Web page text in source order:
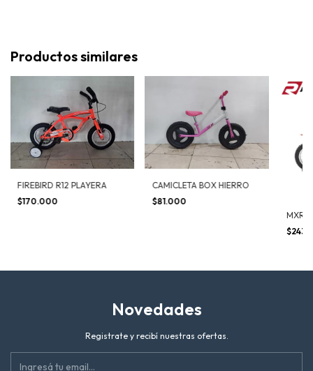
Productos similares
FIREBIRD R12 PLAYERA
$170.000
CAMICLETA BOX HIERRO
$81.000
MXR
Novedades
Registrate y recibí nuestras ofertas.